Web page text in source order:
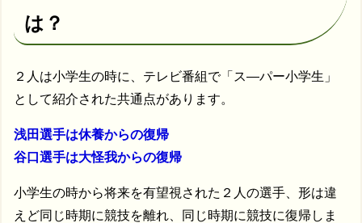
は？
２人は小学生の時に、テレビ番組で「ス―パー小学生」
として紹介された共通点があります。
浅田選手は休養からの復帰
谷口選手は大怪我からの復帰
小学生の時から将来を有望視された２人の選手、形は違
えど同じ時期に競技を離れ、同じ時期に競技に復帰しま